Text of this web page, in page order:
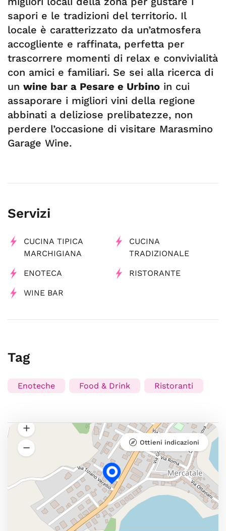
sapori e le tradizioni del territorio. Il
locale è caratterizzato da un’atmosfera
accogliente e raffinata, perfetta per
trascorrere momenti di relax e convivialità
con amici e familiari. Se sei alla ricerca di
un wine bar a Pesare e Urbino in cui
assaporare i migliori vini della regione
abbinati a deliziose prelibatezze, non
perdere l’occasione di visitare Marasmino
Garage Wine.
Servizi
CUCINA TIPICA
MARCHIGIANA
CUCINA
TRADIZIONALE
ENOTECA RISTORANTE
WINE BAR
Tag
Enoteche Food & Drink Ristoranti
Ottieni indicazioni